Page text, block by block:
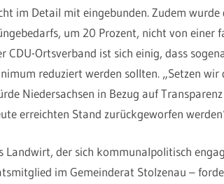
im Detail mit eingebunden. Zudem wurde
um 20 Prozent, nicht von einer
CDU-Ortsverband ist sich einig, dass
reduziert werden sollten. „Setzen
Niedersachsen in Bezug auf
erreichten Stand zurückgeworfen
Landwirt, der sich kommunalpolitisch
im Gemeinderat Stolzenau –